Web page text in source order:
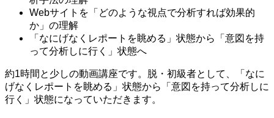
Webサイトを「どのような視点で分析すれば効果的
か」の理解
「なにげなくレポートを眺める」状態から「意図を持
って分析しに行く」状態へ
約1時間と少しの動画講座です。脱・初級者として、「なに
げなくレポートを眺める」状態から「意図を持って分析しに
行く」状態になっていただきます。